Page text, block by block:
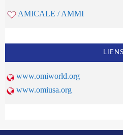
AMICALE / AMMI
LIENS
www.omiworld.org
www.omiusa.org